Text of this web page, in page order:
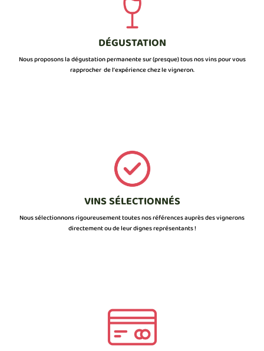
DÉGUSTATION
Nous proposons la dégustation permanente sur (presque) tous nos vins pour vous
rapprocher de l’expérience chez le vigneron.
VINS SÉLECTIONNÉS
Nous sélectionnons rigoureusement toutes nos références auprès des vignerons
directement ou de leur dignes représentants !